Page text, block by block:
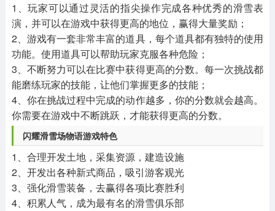
1、玩家可以通过灵活的指尖操作完成各种优秀的滑雪表
演，并可以在游戏中获得更高的地位，赢得大量奖励；
2、游戏有一套非常丰富的道具，每个道具都有独特的使用
功能。使用道具可以帮助玩家克服各种危险；
3、不断努力可以在比赛中获得更高的分数。每一次挑战都
能磨练玩家的技能，让他们掌握更多的技能；
4、你在挑战过程中完成的动作越多，你的分数就会越高。
你需要在游戏中不断跳跃，才能获得更高的分数。
闪耀滑雪场物语游戏特色
1、合理开发土地，采集资源，建造设施
2、开发出各种新式商品，吸引游客观光
3、强化滑雪装备，去赢得各项比赛胜利
4、积累人气，成为最有名的滑雪俱乐部